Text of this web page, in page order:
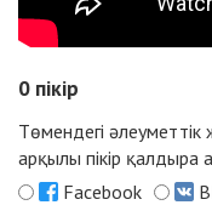
0 пікір
Төмендегі әлеуметтік
арқылы пікір қалдыра
Facebook